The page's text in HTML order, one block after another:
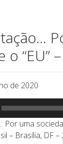
o “EU”
de 2020
uma
– Brasília, DF